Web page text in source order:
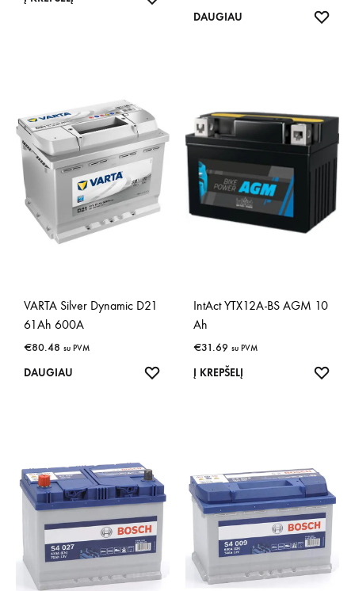
DAUGIAU
VARTA Silver Dynamic D21
61Ah 600A
€80.48 su PVM
DAUGIAU IŠSAUGOTI
IntAct YTX12A-BS AGM 10
Ah
€31.69 su PVM
Į KREPŠELĮ